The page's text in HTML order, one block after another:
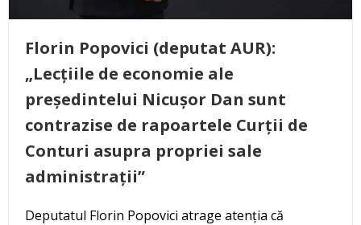
Florin Popovici (deputat AUR):
„Lecțiile de economie ale
președintelui Nicușor Dan sunt
contrazise de rapoartele Curții de
Conturi asupra propriei sale
administrații”
Deputatul Florin Popovici atrage atenția că